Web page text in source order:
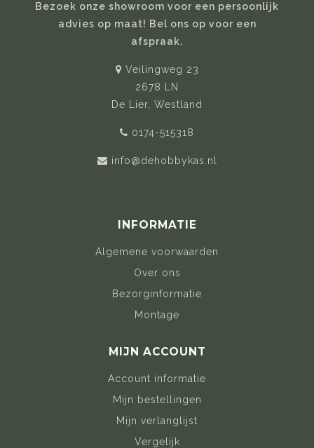
Bezoek onze showroom voor een persoonlijk
advies op maat! Bel ons op voor een
afspraak.
Veilingweg 23
2678 LN
De Lier, Westland
0174-515318
info@dehobbykas.nl
INFORMATIE
Algemene voorwaarden
Over ons
Bezorginformatie
Montage
MIJN ACCOUNT
Account informatie
Mijn bestellingen
Mijn verlanglijst
Vergelijk